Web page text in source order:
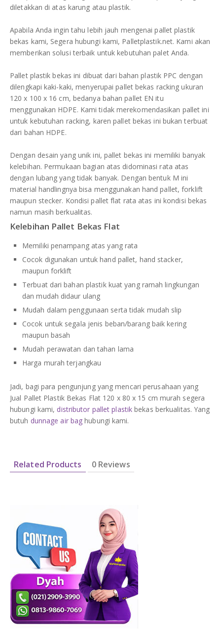
diletakkan di atas karung atau plastik.
Apabila Anda ingin tahu lebih jauh mengenai pallet plastik
bekas kami, Segera hubungi kami, Palletplastik.net. Kami akan
memberikan solusi terbaik untuk kebutuhan palet Anda.
Pallet plastik bekas ini dibuat dari bahan plastik PPC dengan
dilengkapi kaki-kaki, menyerupai pallet bekas racking ukuran
120 x 100 x 16 cm, bedanya bahan pallet EN itu
menggunakan HDPE. Kami tidak merekomendasikan pallet ini
untuk kebutuhan racking, karen pallet bekas ini bukan terbuat
dari bahan HDPE.
Dengan desain yang unik ini, pallet bekas ini memiliki banyak
kelebihan. Permukaan bagian atas didominasi rata atas
dengan lubang yang tidak banyak. Dengan bentuk M ini
material handlingnya bisa menggunakan hand pallet, forklift
maupun stecker. Kondisi pallet flat rata atas ini kondisi bekas
namun masih berkualitas.
Kelebihan Pallet Bekas Flat
Memiliki penampang atas yang rata
Cocok digunakan untuk hand pallet, hand stacker,
maupun forklift
Terbuat dari bahan plastik kuat yang ramah lingkungan
dan mudah didaur ulang
Mudah dalam penggunaan serta tidak mudah slip
Cocok untuk segala jenis beban/barang baik kering
maupun basah
Mudah perawatan dan tahan lama
Harga murah terjangkau
Jadi, bagi para pengunjung yang mencari perusahaan yang
Jual Pallet Plastik Bekas Flat 120 x 80 x 15 cm murah segera
hubungi kami, distributor pallet plastik bekas berkualitas. Yang
butuh dunnage air baghubungi kami.
Related Products 0 Reviews